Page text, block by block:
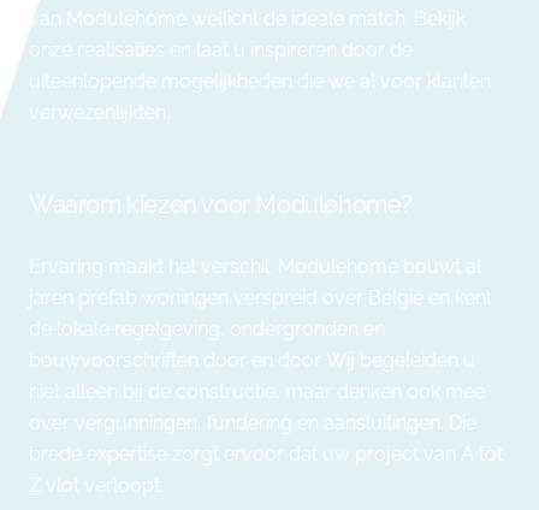
van Modulehome wellicht de ideale match. Bekijk
onze realisaties en laat u inspireren door de
uiteenlopende mogelijkheden die we al voor klanten
verwezenlijkten.
Waarom kiezen voor Modulehome?
Ervaring maakt het verschil. Modulehome bouwt al
jaren prefab woningen verspreid over België en kent
de lokale regelgeving, ondergronden en
bouwvoorschriften door en door. Wij begeleiden u
niet alleen bij de constructie, maar denken ook mee
over vergunningen, fundering en aansluitingen. Die
brede expertise zorgt ervoor dat uw project van A tot
Z vlot verloopt.